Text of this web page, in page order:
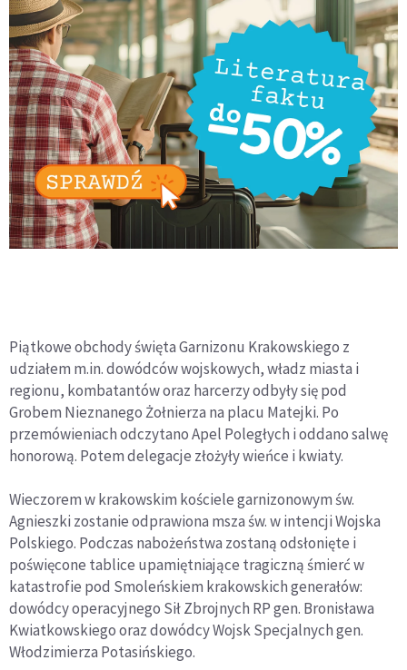
Piątkowe obchody święta Garnizonu Krakowskiego z
udziałem m.in. dowódców wojskowych, władz miasta i
regionu, kombatantów oraz harcerzy odbyły się pod
Grobem Nieznanego Żołnierza na placu Matejki. Po
przemówieniach odczytano Apel Poległych i oddano salwę
honorową. Potem delegacje złożyły wieńce i kwiaty.
Wieczorem w krakowskim kościele garnizonowym św.
Agnieszki zostanie odprawiona msza św. w intencji Wojska
Polskiego. Podczas nabożeństwa zostaną odsłonięte i
poświęcone tablice upamiętniające tragiczną śmierć w
katastrofie pod Smoleńskiem krakowskich generałów:
dowódcy operacyjnego Sił Zbrojnych RP gen. Bronisława
Kwiatkowskiego oraz dowódcy Wojsk Specjalnych gen.
Włodzimierza Potasińskiego.